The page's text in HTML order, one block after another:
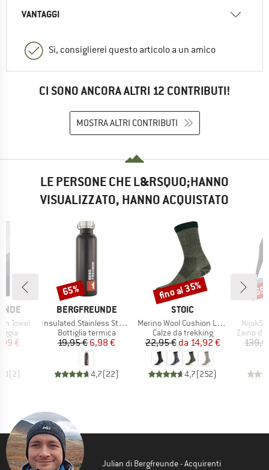
VANTAGGI
Sì, consiglierei questo articolo a un amico
CI SONO ANCORA ALTRI 12 CONTRIBUTI!
MOSTRA ALTRI CONTRIBUTI
LE PERSONE CHE L&RSQUO;HANNO
VISUALIZZATO, HANNO ACQUISTATO
Towel
ridotto
€
(2)
MARCHIO
BERGFREUNDE
Articolo
Insulated Stainless Steel Bottle 750ml
Gruppo di prodotti
Bottiglia termica
Prezzo
19,95 €Prezzo ridotto
6,98 €
4,7(22)
Sconto
65%
MARCHIO
STOIC
Articolo
Merino Wool Cushion Light Socks
Gruppo di prodotti
Calze da trekking
Prezzo
22,95 € Prezzo ridotto
da 14,92 €
4,7(252)
Sconto
fino al 35%
Articolo
Gruppo
Zaino
Julian di Bergfreunde - Acquirenti